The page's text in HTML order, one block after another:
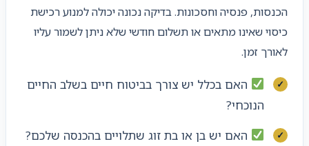
הכנסות, פנסיה וחסכונות. בדיקה נכונה יכולה למנוע רכישת
כיסוי שאינו מתאים או תשלום חודשי שלא ניתן לשמור עליו
לאורך זמן.
האם בכלל יש צורך בביטוח חיים בשלב החיים
הנוכחי?
האם יש בן או בת זוג שתלויים בהכנסה שלכם?